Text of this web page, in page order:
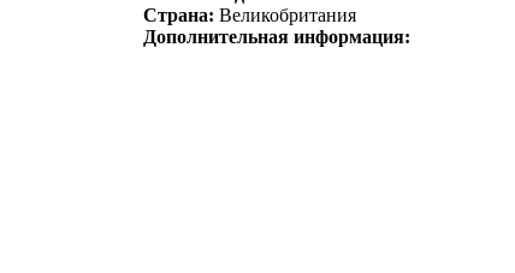
Страна: Великобритания
Дополнительная информация: